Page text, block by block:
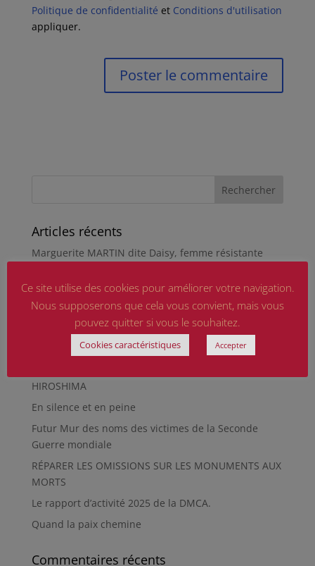
Politique de confidentialité et Conditions d'utilisation
appliquer.
Articles récents
Marguerite MARTIN dite Daisy, femme résistante
d’aujourd’hui
Qu’est-ce qu’était le Sentier des Passeurs, durant la
Seconde Guerre mondiale, à Moussey ?
La revue « Entre les lignes » éditée par l’équipe du
HIROSHIMA
En silence et en peine
Futur Mur des noms des victimes de la Seconde
Guerre mondiale
RÉPARER LES OMISSIONS SUR LES MONUMENTS AUX
MORTS
Le rapport d’activité 2025 de la DMCA.
Quand la paix chemine
Commentaires récents
Ce site utilise des cookies pour améliorer votre navigation.
Nous supposerons que cela vous convient, mais vous
pouvez quitter si vous le souhaitez.
Cookies caractéristiques Accepter